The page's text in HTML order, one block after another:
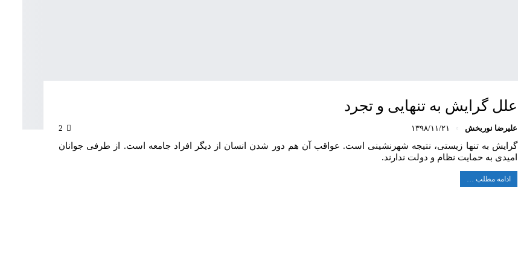
علل گرایش به تنهایی و تجرد
علیرضا نوربخش ۱۳۹۸/۱۱/۲۱
گرایش به تنها زیستی، نتیجه شهرنشینی است. عواقب آن هم دور شدن انسان از دیگر افراد جامعه است. از طرفی جوانان
امیدی به حمایت نظام و دولت ندارند.
ادامه مطلب …